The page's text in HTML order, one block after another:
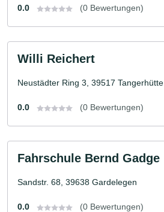
0.0 (0 Bewertungen)
Willi Reichert
Neustädter Ring 3, 39517 Tangerhütte
0.0 (0 Bewertungen)
Fahrschule Bernd Gadge
Sandstr. 68, 39638 Gardelegen
0.0 (0 Bewertungen)